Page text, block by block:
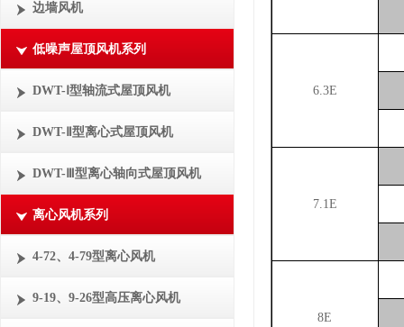
边墙风机
低噪声屋顶风机系列
DWT-Ⅰ型轴流式屋顶风机
DWT-Ⅱ型离心式屋顶风机
DWT-Ⅲ型离心轴向式屋顶风机
离心风机系列
4-72、4-79型离心风机
9-19、9-26型高压离心风机
6.3E
7.1E
8E